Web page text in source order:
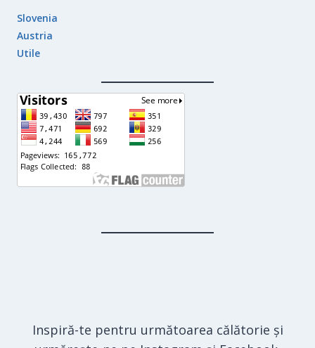
Slovenia
Austria
Utile
Inspiră-te pentru următoarea călătorie și